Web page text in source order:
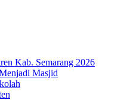
Kab. Semarang 2026
Masjid